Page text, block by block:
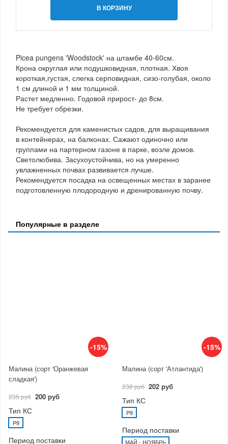
В КОРЗИНУ
Picea pungens 'Woodstock' на штамбе 40-60см.
Крона округлая или подушковидная, плотная. Хвоя
короткая,густая, слегка серповидная, сизо-голубая, около
1 см длиной и 1 мм толщиной.
Растет медленно. Годовой прирост- до 8см.
Не требует обрезки.
Рекомендуется для каменистых садов, для выращивания
в контейнерах, на балконах. Сажают одиночно или
группами на партерном газоне в парке, возле домов.
Светолюбива. Засухоустойчива, но на умеренно
увлажненных почвах развивается лучше.
Рекомендуется посадка на освещенных местах в заранее
подготовленную плодородную и дренированную почву.
Популярные в разделе
-15%
Малина (сорт 'Оранжевая
сладкая')
235 руб 200 руб
Тип КС
P9
Период поставки
-15%
Малина (сорт 'Атлантида')
238 руб 202 руб
Тип КС
P9
Период поставки
МАЙ - НОЯБРЬ